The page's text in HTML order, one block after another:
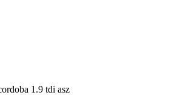
1.9 tdi asz